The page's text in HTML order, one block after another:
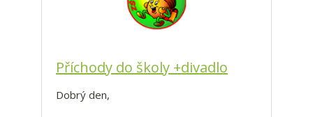
Příchody do školy +divadlo
Dobrý den,